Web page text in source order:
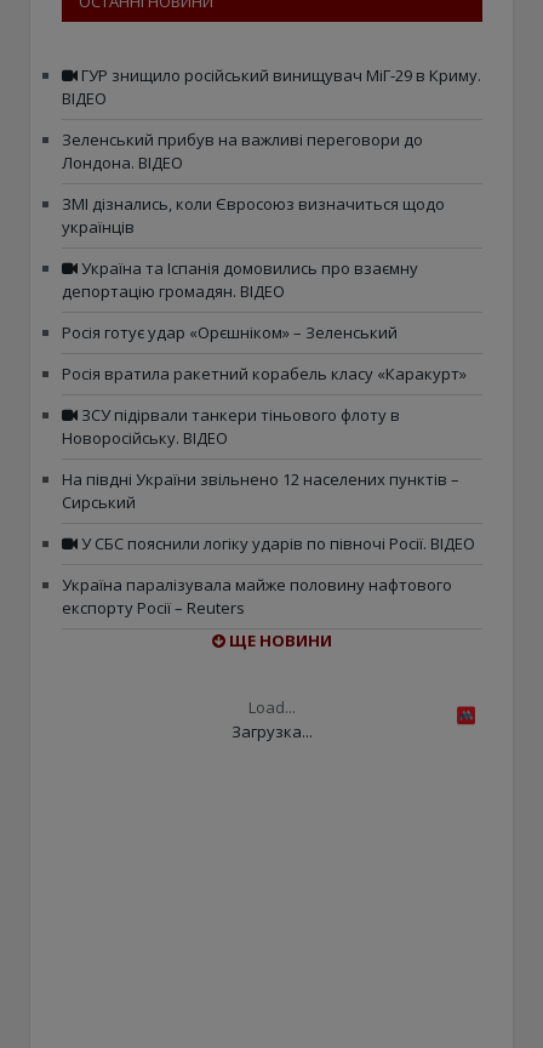
ГУР знищило російський винищувач МіГ-29 в Криму.
ВІДЕО
Зеленський прибув на важливі переговори до
Лондона. ВІДЕО
ЗМІ дізнались, коли Євросоюз визначиться щодо
українців
Україна та Іспанія домовились про взаємну
депортацію громадян. ВІДЕО
Росія готує удар «Орєшніком» – Зеленський
Росія вратила ракетний корабель класу «Каракурт»
ЗСУ підірвали танкери тіньового флоту в
Новоросійську. ВІДЕО
На півдні України звільнено 12 населених пунктів –
Сирський
У СБС пояснили логіку ударів по півночі Росії. ВІДЕО
Україна паралізувала майже половину нафтового
експорту Росії – Reuters
ЩЕ НОВИНИ
Load...
Загрузка...